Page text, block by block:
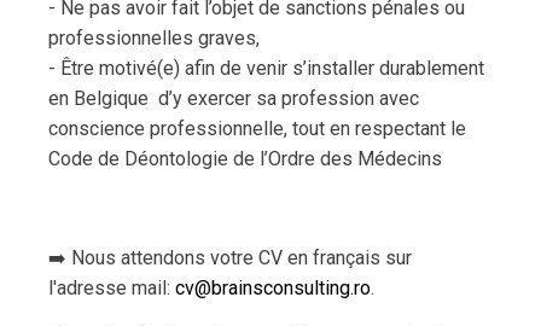
- Ne pas avoir fait l’objet de sanctions pénales ou
professionnelles graves,
- Être motivé(e) afin de venir s’installer durablement
en Belgique d’y exercer sa profession avec
conscience professionnelle, tout en respectant le
Code de Déontologie de l’Ordre des Médecins
➡️ Nous attendons votre CV en français sur
l'adresse mail: cv@brainsconsulting.ro.